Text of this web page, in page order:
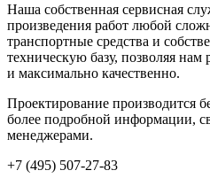
Наша собственная сервисная
произведения работ любой
транспортные средства и
техническую базу, позволяя нам
и максимально качественно.
Проектирование производится
более подробной информации,
менеджерами.
+7 (495) 507-27-83